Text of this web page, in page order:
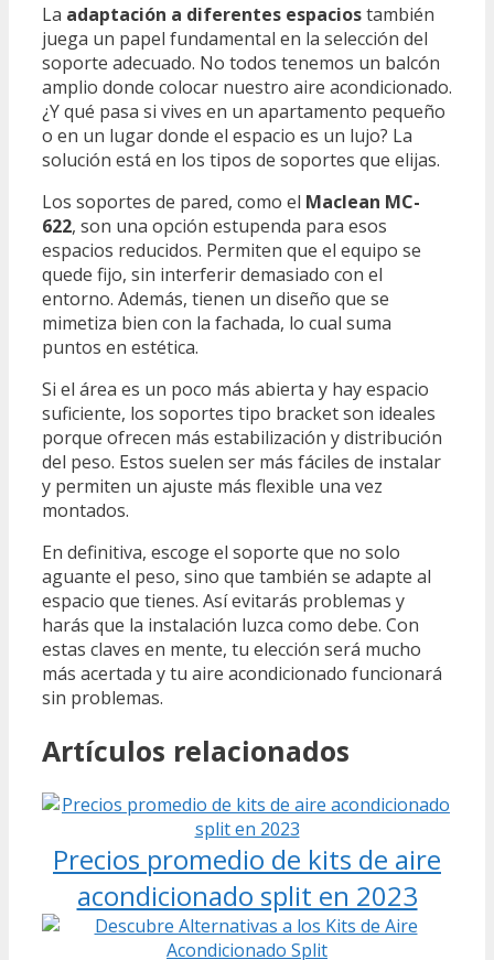
La adaptación a diferentes espaciostambién
juega un papel fundamental en la selección del
soporte adecuado. No todos tenemos un balcón
amplio donde colocar nuestro aire acondicionado.
¿Y qué pasa si vives en un apartamento pequeño
o en un lugar donde el espacio es un lujo? La
solución está en los tipos de soportes que elijas.
Los soportes de pared, como el Maclean MC-
622, son una opción estupenda para esos
espacios reducidos. Permiten que el equipo se
quede fijo, sin interferir demasiado con el
entorno. Además, tienen un diseño que se
mimetiza bien con la fachada, lo cual suma
puntos en estética.
Si el área es un poco más abierta y hay espacio
suficiente, los soportes tipo bracket son ideales
porque ofrecen más estabilización y distribución
del peso. Estos suelen ser más fáciles de instalar
y permiten un ajuste más flexible una vez
montados.
En definitiva, escoge el soporte que no solo
aguante el peso, sino que también se adapte al
espacio que tienes. Así evitarás problemas y
harás que la instalación luzca como debe. Con
estas claves en mente, tu elección será mucho
más acertada y tu aire acondicionado funcionará
sin problemas.
Artículos relacionados
Precios promedio de kits de aire
acondicionado split en 2023